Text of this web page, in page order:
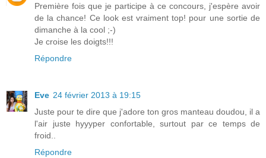
Première fois que je participe à ce concours, j'espère avoir
de la chance! Ce look est vraiment top! pour une sortie de
dimanche à la cool ;-)
Je croise les doigts!!!
Répondre
Eve 24 février 2013 à 19:15
Juste pour te dire que j'adore ton gros manteau doudou, il a
l'air juste hyyyper confortable, surtout par ce temps de
froid..
Répondre